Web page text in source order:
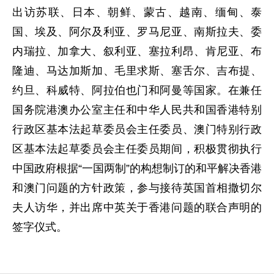
出访苏联、日本、朝鲜、蒙古、越南、缅甸、泰
国、埃及、阿尔及利亚、罗马尼亚、南斯拉夫、委
内瑞拉、加拿大、叙利亚、塞拉利昂、肯尼亚、布
隆迪、马达加斯加、毛里求斯、塞舌尔、吉布提、
约旦、科威特、阿拉伯也门和阿曼等国家。在兼任
国务院港澳办公室主任和中华人民共和国香港特别
行政区基本法起草委员会主任委员、澳门特别行政
区基本法起草委员会主任委员期间，积极贯彻执行
中国政府根据“一国两制”的构想制订的和平解决香港
和澳门问题的方针政策，参与接待英国首相撒切尔
夫人访华，并出席中英关于香港问题的联合声明的
签字仪式。